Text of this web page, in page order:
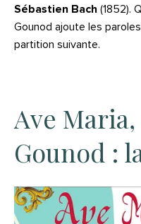
Sébastien Bach (1852).
Gounod ajoute les paroles
partition suivante.
Ave
Gounod :